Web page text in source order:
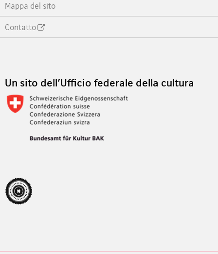
Mappa del sito
Contatto
Un sito dell'Ufficio federale della cultura